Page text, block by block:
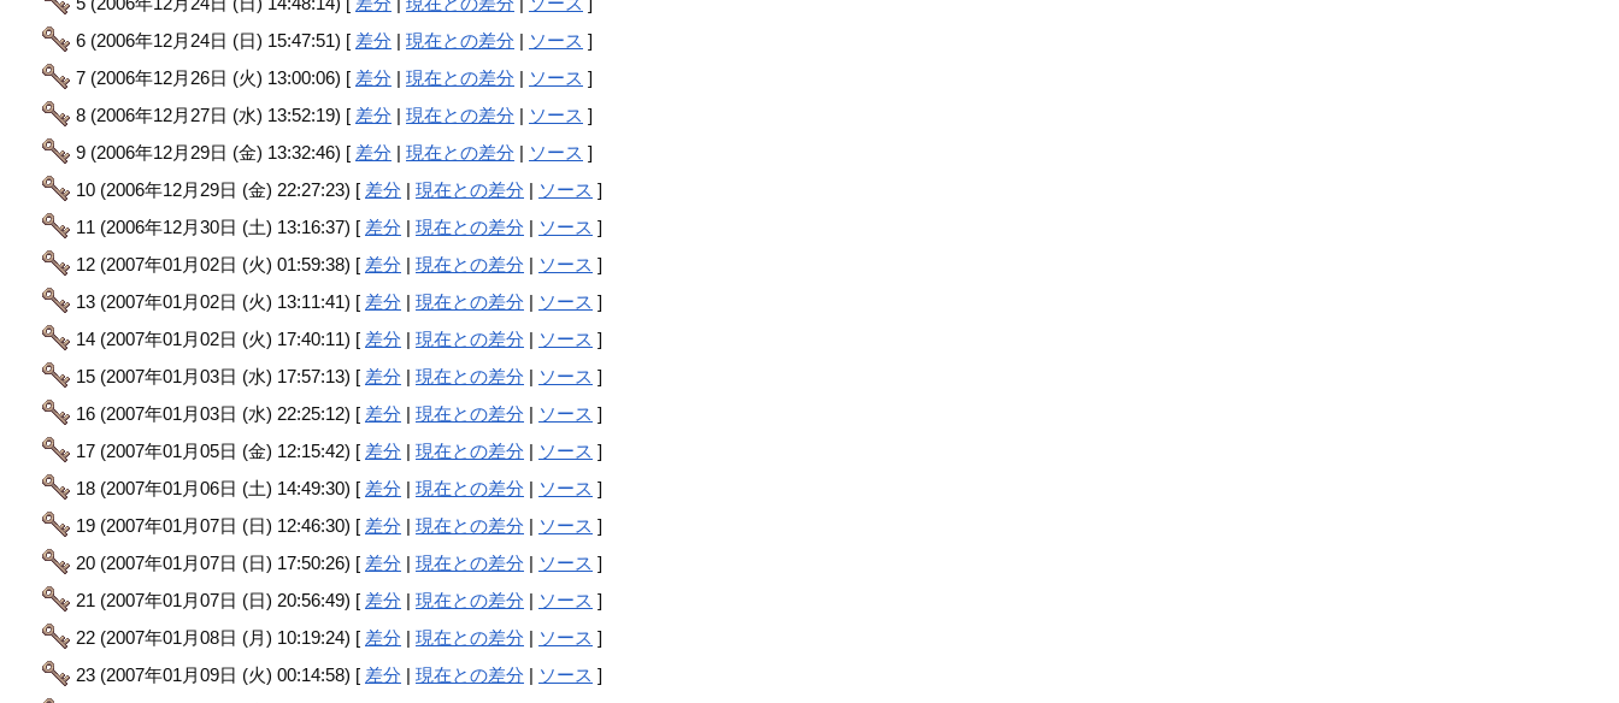
6 (2006年12月24日 (日) 15:47:51) [ 差分 |現在との差分 | ソース ]
7 (2006年12月26日 (火) 13:00:06) [ 差分 |現在との差分 | ソース ]
8 (2006年12月27日 (水) 13:52:19) [ 差分 |現在との差分 | ソース ]
9 (2006年12月29日 (金) 13:32:46) [ 差分 |現在との差分 | ソース ]
10 (2006年12月29日 (金) 22:27:23) [ 差分 |現在との差分 | ソース ]
11 (2006年12月30日 (土) 13:16:37) [ 差分 |現在との差分 | ソース ]
12 (2007年01月02日 (火) 01:59:38) [ 差分 |現在との差分 | ソース ]
13 (2007年01月02日 (火) 13:11:41) [ 差分 |現在との差分 | ソース ]
14 (2007年01月02日 (火) 17:40:11) [ 差分 |現在との差分 | ソース ]
15 (2007年01月03日 (水) 17:57:13) [ 差分 |現在との差分 | ソース ]
16 (2007年01月03日 (水) 22:25:12) [ 差分 |現在との差分 | ソース ]
17 (2007年01月05日 (金) 12:15:42) [ 差分 |現在との差分 | ソース ]
18 (2007年01月06日 (土) 14:49:30) [ 差分 |現在との差分 | ソース ]
19 (2007年01月07日 (日) 12:46:30) [ 差分 |現在との差分 | ソース ]
20 (2007年01月07日 (日) 17:50:26) [ 差分 |現在との差分 | ソース ]
21 (2007年01月07日 (日) 20:56:49) [ 差分 |現在との差分 | ソース ]
22 (2007年01月08日 (月) 10:19:24) [ 差分 |現在との差分 | ソース ]
23 (2007年01月09日 (火) 00:14:58) [ 差分 |現在との差分 | ソース ]